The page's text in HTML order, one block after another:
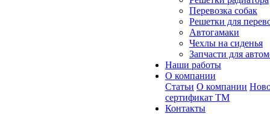
Перевозка собак
Решетки для
Автогамаки
Чехлы на сиденья
Запчасти для
Наши работы
О компании
Статьи О компании
сертификат ТМ
Контакты